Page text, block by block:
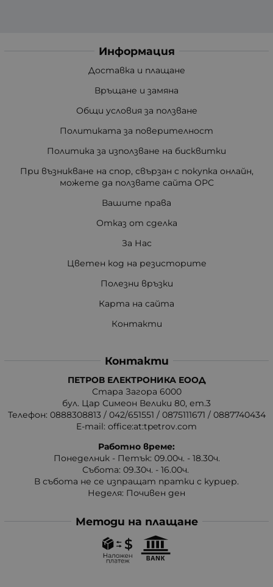
Информация
Доставка и плащане
Връщане и замяна
Общи условия за ползване
Политиката за поверителност
Политика за използване на бисквитки
При възникване на спор, свързан с покупка онлайн,
можете да ползвате сайта ОРС
Вашите права
Отказ от сделка
За Нас
Цветен код на резисторите
Полезни връзки
Карта на сайта
Контакти
Контакти
ПЕТРОВ ЕЛЕКТРОНИКА ЕООД
Стара Загора 6000
бул. Цар Симеон Велики 80, ет.3
Телефон: 0888308813 / 042/651551 / 0875111671 / 0887740434
E-mail: office:at:tpetrov.com
Работно време:
Понеделник - Петък: 09.00ч. - 18.30ч.
Събота: 09.30ч. - 16.00ч.
В събота не се изпращат пратки с куриер.
Неделя: Почивен ден
Методи на плащане